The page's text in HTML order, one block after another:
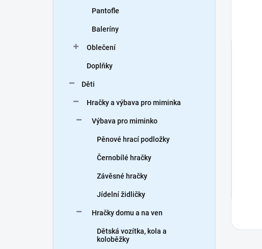
Pantofle
Baleríny
Oblečení
Doplňky
Děti
Hračky a výbava pro miminka
Výbava pro miminko
Pěnové hrací podložky
Černobílé hračky
Závěsné hračky
Jídelní židličky
Hračky domu a na ven
Dětská vozítka, kola a
koloběžky